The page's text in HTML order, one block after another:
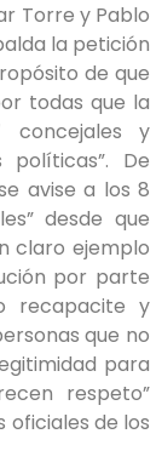
Torre y Pablo
la petición
de que
todas que la
concejales y
políticas”. De
avise a los 8
desde que
claro ejemplo
por parte
recapacite y
que no
para
respeto”
oficiales de los